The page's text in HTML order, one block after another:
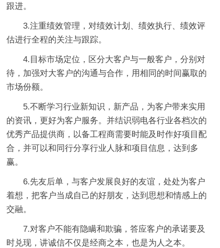
跟进。
3.注重绩效管理，对绩效计划、绩效执行、绩效评
估进行全程的关注与跟踪。
4.目标市场定位，区分大客户与一般客户，分别对
待，加强对大客户的沟通与合作，用相同的时间赢取的
市场份额。
5.不断学习行业新知识，新产品，为客户带来实用
的资讯，更好为客户服务。并结识弱电各行业各档次的
优秀产品提供商，以备工程商需要时能及时作好项目配
合，并可以和同行分享行业人脉和项目信息，达到多
赢。
6.先友后单，与客户发展良好的友谊，处处为客户
着想，把客户当成自己的好朋友，达到思想和情感上的
交融。
7.对客户不能有隐瞒和欺骗，答应客户的承诺要及
时兑现，讲诚信不仅是经商之本，也是为人之本。